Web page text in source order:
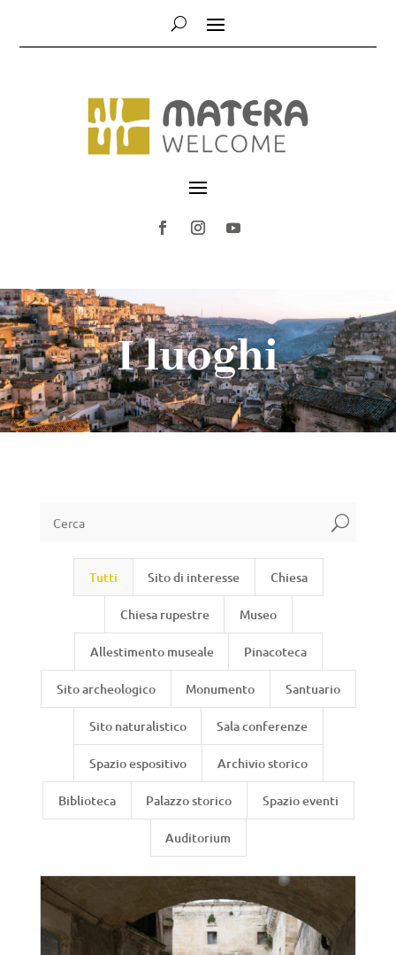
I luoghi
U
Tutti Sito di interesse Chiesa
Chiesa rupestre Museo
Allestimento museale Pinacoteca
Sito archeologico Monumento Santuario
Sito naturalistico Sala conferenze
Spazio espositivo Archivio storico
Biblioteca Palazzo storico Spazio eventi
Auditorium